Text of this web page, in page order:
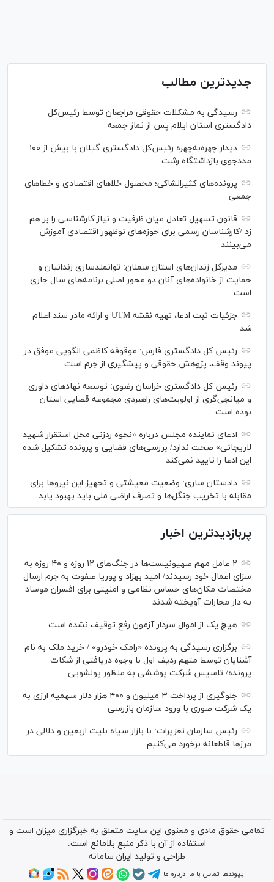
جدیدترین مطالب
رسیدگی به مشکلات حقوقی مراجعان توسط رئیس‌کل
دادگستری استان ایلام پس از نماز جمعه
دیدار چهره‌به‌چهره رئیس‌کل دادگستری گیلان با بیش از ۱۰۰
مددجوی بازداشتگاه رشت
پرونده‌های کثیرالشاکی؛ محصول خلا‌های اقتصادی و خطا‌های
جمعی
قانون تسهیل تعادل میان ظرفیت و نیاز کارشناسی را بر هم
زد /کارشناسان رسمی برای حوزه‌های نوظهور اقتصادی آموزش
می‌بینند
مدیرکل زندان‌های استان سمنان: توانمندسازی زندانیان و
حمایت از خانواده‌های آنان دو محور اصلی برنامه‌های سال جاری
است
جزئیات ثبت ادعا، تهیه نقشه UTM و ارائه مادر سند اعلام
شد
رئیس کل دادگستری فارس: موقوفه کاظمی الگویی موفق در
پیوند وقف، پژوهش حقوقی و پیشگیری از جرم است
رئیس کل دادگستری خراسان رضوی: توسعه نهاد‌های داوری
و میانجی‌گری از اولویت‌های راهبردی مجموعه قضایی استان
بوده است
ادعای نماینده مجلس درباره «نحوه ردزنی محل استقرار شهید
لاریجانی» صحت ندارد/ بررسی‌های قضایی و پرونده تشکیل شده
این ادعا را تایید نمی‌کند
دادستان ساری: وضعیت معیشتی و تجهیز این نیرو‌ها برای
مقابله با تخریب جنگل‌ها و تصرف اراضی ملی باید بهبود یابد
پربازدیدترین اخبار
۲ عامل مهم صهیونیست‌ها در جنگ‌های ۱۲ روزه و ۴۰ روزه به
سزای اعمال خود رسیدند/ امید بهزاد و پوریا صفوت به جرم ارسال
مختصات مکان‌های حساس نظامی و امنیتی برای افسران موساد
به دار مجازات آویخته شدند
هیچ یک از اموال سردار آزمون رفع توقیف نشده است
برگزاری رسیدگی به پرونده «رامک خودرو» / خرید ملک به نام
آشنایان توسط متهم ردیف اول با وجوه دریافتی از شکات
پرونده/ تاسیس شرکت پوششی به منظور پولشویی
جلوگیری از پرداخت ۳ میلیون و ۴۰۰ هزار دلار سهمیه ارزی به
یک شرکت صوری با ورود سازمان بازرسی
رئیس سازمان تعزیرات: با بازار سیاه بلیت اربعین و دلالی در
مرز‌ها قاطعانه برخورد می‌کنیم
تمامی حقوق مادی و معنوی این سایت متعلق به خبرگزاری میزان است و
استفاده از آن با ذکر منبع بلامانع است.
طراحی و تولید ایران سامانه
پیوندها تماس با ما درباره ما